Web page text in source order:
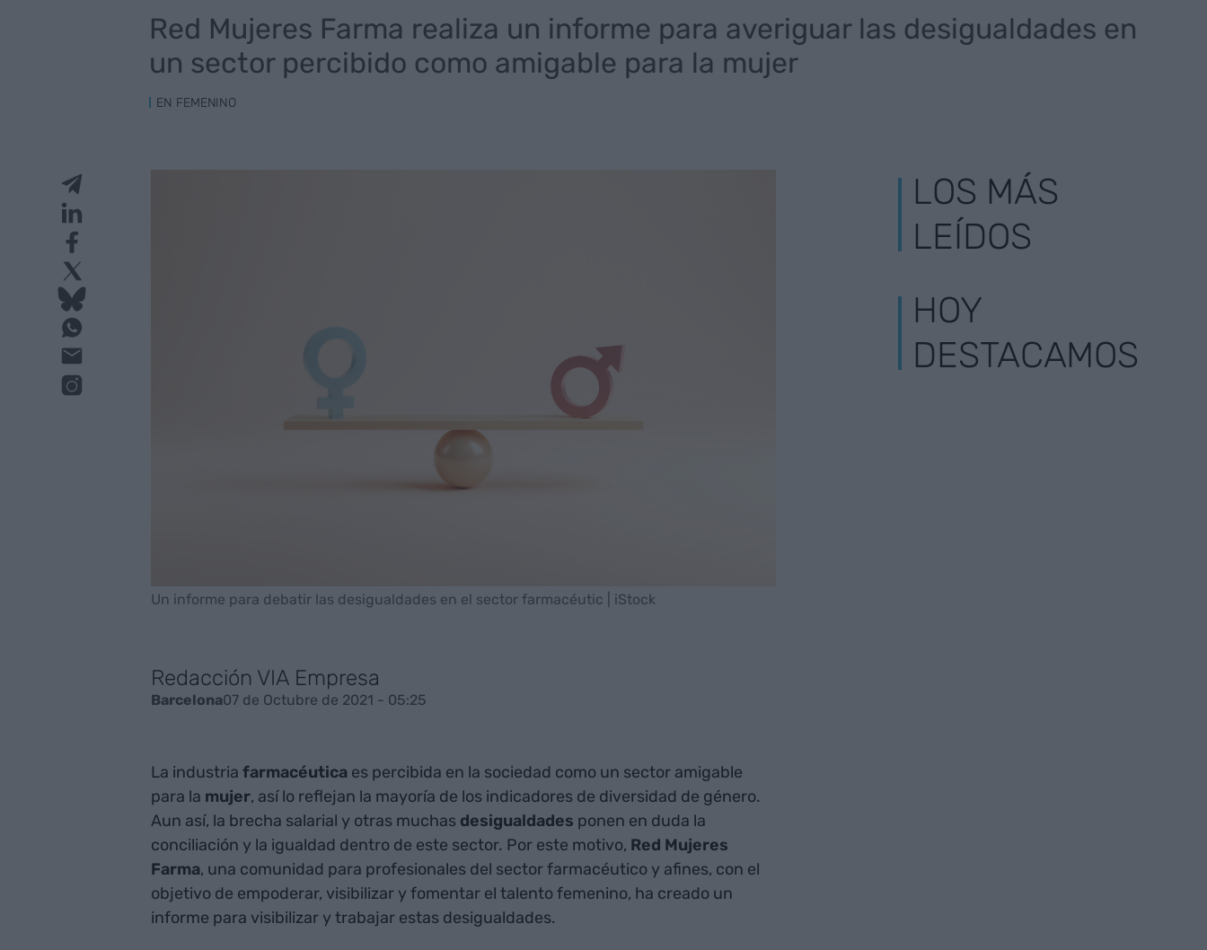
Red Mujeres Farma realiza un informe para averiguar las desigualdades en
un sector percibido como amigable para la mujer
EN FEMENINO
Un informe para debatir las desigualdades en el sector farmacéutic | iStock
Redacción VIA Empresa
Barcelona07 de Octubre de 2021 - 05:25
La industria farmacéuticaes percibida en la sociedad como un sector amigable
para la mujer, así lo reflejan la mayoría de los indicadores de diversidad de género.
Aun así, la brecha salarial y otras muchas desigualdades ponen en duda la
conciliación y la igualdad dentro de este sector. Por este motivo, Red Mujeres
Farma, una comunidad para profesionales del sector farmacéutico y afines, con el
objetivo de empoderar, visibilizar y fomentar el talento femenino, ha creado un
informe para visibilizar y trabajar estas desigualdades.
LOS MÁS
LEÍDOS
HOY
DESTACAMOS